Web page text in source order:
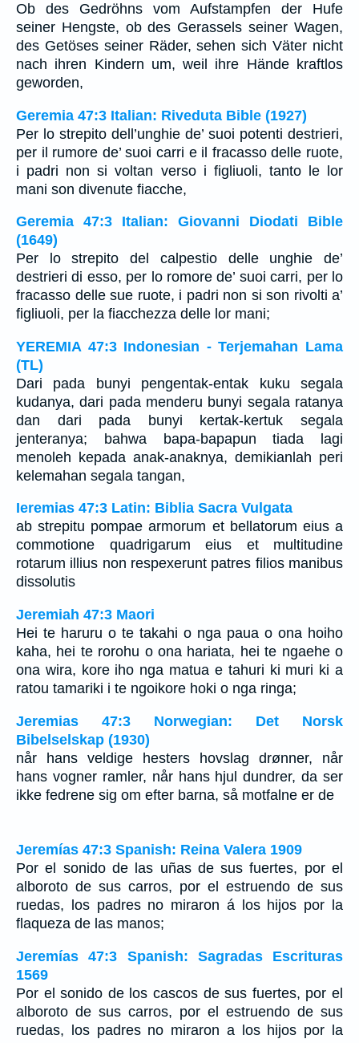
Ob des Gedröhns vom Aufstampfen der Hufe
seiner Hengste, ob des Gerassels seiner Wagen,
des Getöses seiner Räder, sehen sich Väter nicht
nach ihren Kindern um, weil ihre Hände kraftlos
geworden,
Geremia 47:3 Italian: Riveduta Bible (1927)
Per lo strepito dell’unghie de’ suoi potenti destrieri,
per il rumore de’ suoi carri e il fracasso delle ruote,
i padri non si voltan verso i figliuoli, tanto le lor
mani son divenute fiacche,
Geremia 47:3 Italian: Giovanni Diodati Bible
(1649)
Per lo strepito del calpestio delle unghie de’
destrieri di esso, per lo romore de’ suoi carri, per lo
fracasso delle sue ruote, i padri non si son rivolti a’
figliuoli, per la fiacchezza delle lor mani;
YEREMIA 47:3 Indonesian - Terjemahan Lama
(TL)
Dari pada bunyi pengentak-entak kuku segala
kudanya, dari pada menderu bunyi segala ratanya
dan dari pada bunyi kertak-kertuk segala
jenteranya; bahwa bapa-bapapun tiada lagi
menoleh kepada anak-anaknya, demikianlah peri
kelemahan segala tangan,
Ieremias 47:3 Latin: Biblia Sacra Vulgata
ab strepitu pompae armorum et bellatorum eius a
commotione quadrigarum eius et multitudine
rotarum illius non respexerunt patres filios manibus
dissolutis
Jeremiah 47:3 Maori
Hei te haruru o te takahi o nga paua o ona hoiho
kaha, hei te rorohu o ona hariata, hei te ngaehe o
ona wira, kore iho nga matua e tahuri ki muri ki a
ratou tamariki i te ngoikore hoki o nga ringa;
Jeremias 47:3 Norwegian: Det Norsk
Bibelselskap (1930)
når hans veldige hesters hovslag drønner, når
hans vogner ramler, når hans hjul dundrer, da ser
ikke fedrene sig om efter barna, så motfalne er de
Jeremías 47:3 Spanish: Reina Valera 1909
Por el sonido de las uñas de sus fuertes, por el
alboroto de sus carros, por el estruendo de sus
ruedas, los padres no miraron á los hijos por la
flaqueza de las manos;
Jeremías 47:3 Spanish: Sagradas Escrituras
1569
Por el sonido de los cascos de sus fuertes, por el
alboroto de sus carros, por el estruendo de sus
ruedas, los padres no miraron a los hijos por la